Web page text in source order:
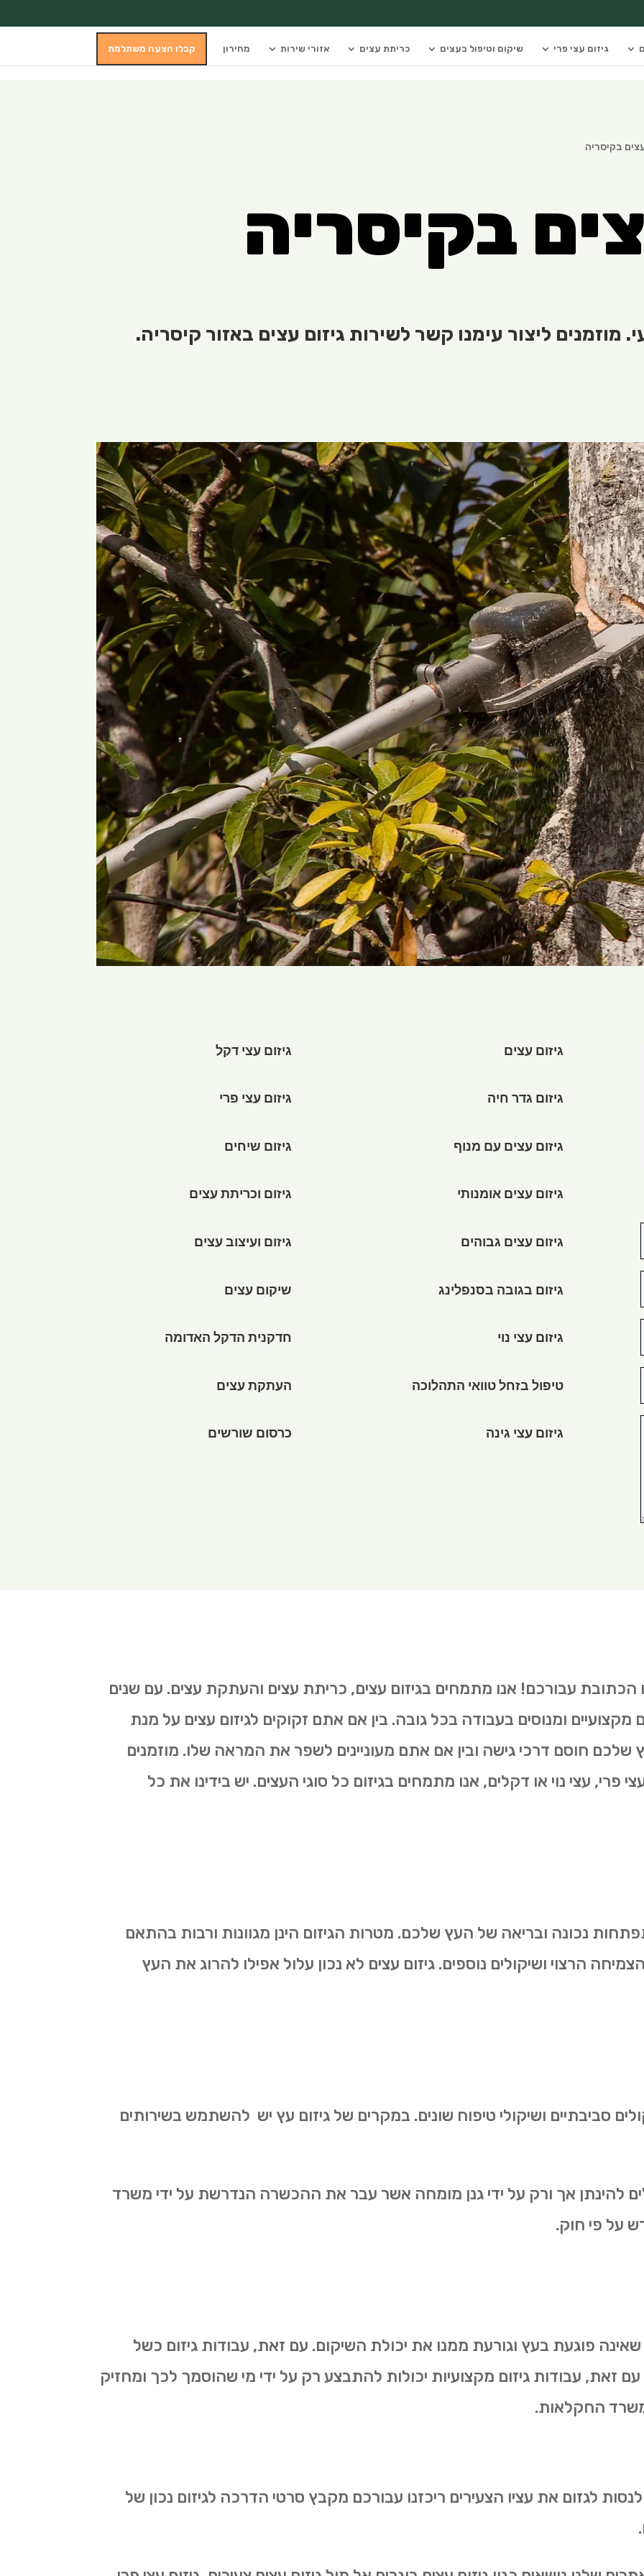
גיזום עצי פרי שיקום וטיפול בעצים כריתת עצים אזורי שירות מחירון קבלו הצעה משתלמת
בקיסריה
בקיסריה
מוזמנים ליצור עימנו קשר לשירות גיזום עצים באזור קיסריה.
גיזום עצי דקל
גיזום עצי פרי
גיזום שיחים
גיזום וכריתת עצים
גיזום ועיצוב עצים
שיקום עצים
חדקנית הדקל האדומה
העתקת עצים
כרסום שורשים
גיזום עצים
גיזום גדר חיה
גיזום עצים עם מנוף
גיזום עצים אומנותי
גיזום עצים גבוהים
גיזום בגובה בסנפלינג
גיזום עצי נוי
טיפול בזחל טוואי התהלוכה
גיזום עצי גינה
הכתובת עבורכם! אנו מתמחים בגיזום עצים, כריתת עצים והעתקת עצים. עם שנים
מקצועיים ומנוסים בעבודה בכל גובה. בין אם אתם זקוקים לגיזום עצים על מנת
חוסם דרכי גישה ובין אם אתם מעוניינים לשפר את המראה שלו. מוזמנים
עצי נוי או דקלים, אנו מתמחים בגיזום כל סוגי העצים. יש בידינו את כל
נכונה ובריאה של העץ שלכם. מטרות הגיזום הינן מגוונות ורבות בהתאם
הרצוי ושיקולים נוספים. גיזום עצים לא נכון עלול אפילו להרוג את העץ
סביבתיים ושיקולי טיפוח שונים. במקרים של גיזום עץ יש להשתמש בשירותים
להינתן אך ורק על ידי גנן מומחה אשר עבר את ההכשרה הנדרשת על ידי משרד
על פי חוק.
פוגעת בעץ וגורעת ממנו את יכולת השיקום. עם זאת, עבודות גיזום כשל
עם זאת, עבודות גיזום מקצועיות יכולות להתבצע רק על ידי מי שהוסמך לכך ומחזיק
החקלאות.
לגזום את עציו הצעירים ריכזנו עבורכם מקבץ סרטי הדרכה לגיזום נכון של